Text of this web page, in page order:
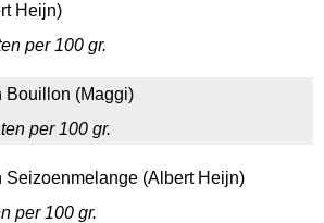
Heijn)
per 100 gr.
Bouillon (Maggi)
per 100 gr.
Seizoenmelange (Albert Heijn)
per 100 gr.